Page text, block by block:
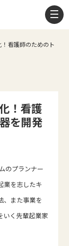
看護師のためのト
！看護
を開発
のプランナー
業を志したキ
、また事業を
いく先輩起業家